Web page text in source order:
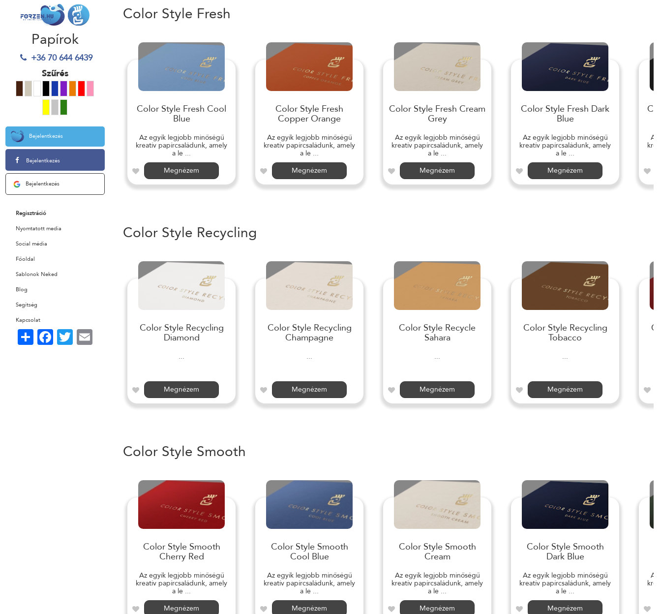
Papírok
+36 70 644 6439
Szűrés
Bejelentkezés
Bejelentkezés
Bejelentkezés
Regisztráció
Nyomtatott media
Social média
Főoldal
Sablonok Neked
Blog
Segítség
Kapcsolat
Share FacebookTwitterEmail
Color Style Fresh
Color Style Fresh Cool
Blue
Az egyik legjobb minőségű
kreatív papírcsaládunk, amely
a le ...
Megnézem
Color Style Fresh
Copper Orange
Az egyik legjobb minőségű
kreatív papírcsaládunk, amely
a le ...
Megnézem
Color Style Fresh Cream
Grey
Az egyik legjobb minőségű
kreatív papírcsaládunk, amely
a le ...
Megnézem
Color Style Fresh Dark
Blue
Az egyik legjobb minőségű
kreatív papírcsaládunk, amely
a le ...
Megnézem
Az
Color Style Recycling
Color Style Recycling
Diamond
...
Megnézem
Color Style Recycling
Champagne
...
Megnézem
Color Style Recycle
Sahara
...
Megnézem
Color Style Recycling
Tobacco
...
Megnézem
Color Style Smooth
Color Style Smooth
Cherry Red
Az egyik legjobb minőségű
kreatív papírcsaládunk, amely
a le ...
Megnézem
Color Style Smooth
Cool Blue
Az egyik legjobb minőségű
kreatív papírcsaládunk, amely
a le ...
Megnézem
Color Style Smooth
Cream
Az egyik legjobb minőségű
kreatív papírcsaládunk, amely
a le ...
Megnézem
Color Style Smooth
Dark Blue
Az egyik legjobb minőségű
kreatív papírcsaládunk, amely
a le ...
Megnézem
Az